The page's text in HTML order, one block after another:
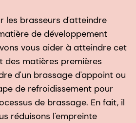
les brasseurs d'atteindre
de développement
vous aider à atteindre cet
des matières premières
d'un brassage d'appoint ou
de refroidissement pour
de brassage. En fait, il
réduisons l'empreinte